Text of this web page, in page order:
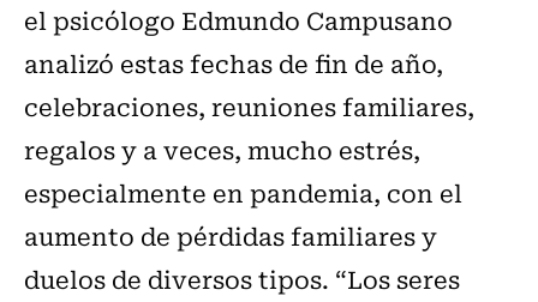
el psicólogo Edmundo Campusano
analizó estas fechas de fin de año,
celebraciones, reuniones familiares,
regalos y a veces, mucho estrés,
especialmente en pandemia, con el
aumento de pérdidas familiares y
duelos de diversos tipos. “Los seres